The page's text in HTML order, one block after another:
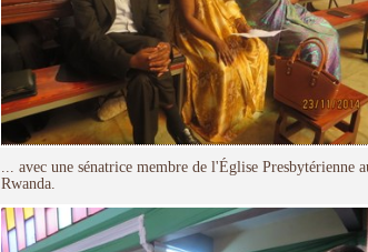
... avec une sénatrice membre de l'Église Presbytérienne
Rwanda.